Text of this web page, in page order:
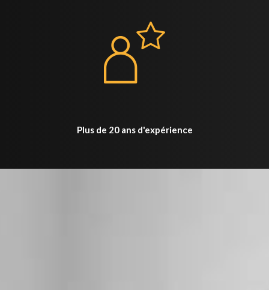
Plus de 20 ans d'expérience